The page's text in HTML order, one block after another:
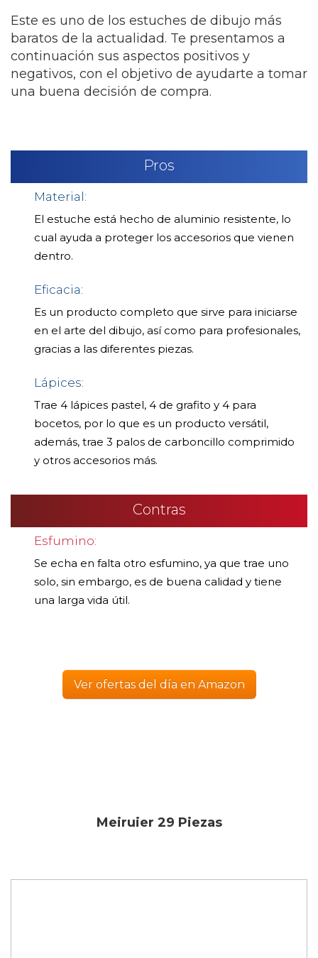
Este es uno de los estuches de dibujo más
baratos de la actualidad. Te presentamos a
continuación sus aspectos positivos y
negativos, con el objetivo de ayudarte a tomar
una buena decisión de compra.
Pros
Material:
El estuche está hecho de aluminio resistente, lo
cual ayuda a proteger los accesorios que vienen
dentro.
Eficacia:
Es un producto completo que sirve para iniciarse
en el arte del dibujo, así como para profesionales,
gracias a las diferentes piezas.
Lápices:
Trae 4 lápices pastel, 4 de grafito y 4 para
bocetos, por lo que es un producto versátil,
además, trae 3 palos de carboncillo comprimido
y otros accesorios más.
Contras
Esfumino:
Se echa en falta otro esfumino, ya que trae uno
solo, sin embargo, es de buena calidad y tiene
una larga vida útil.
Ver ofertas del día en Amazon
Meiruier 29 Piezas